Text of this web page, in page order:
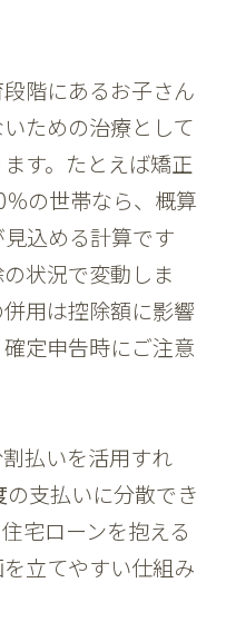
階にあるお子さん
ための治療として
す。たとえば矯正
の世帯なら、概算
込める計算です
の状況で変動しま
用は控除額に影響
定申告時にご注意
払いを活用すれ
の支払いに分散でき
宅ローンを抱える
立てやすい仕組み